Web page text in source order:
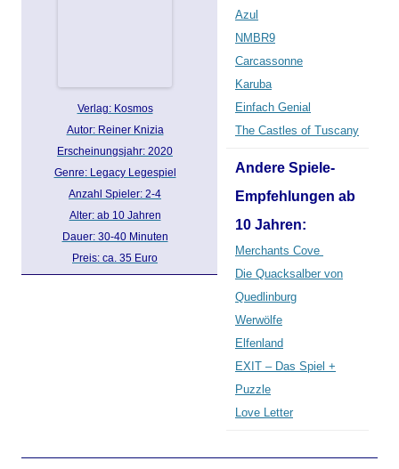
Verlag: Kosmos
Autor: Reiner Knizia
Erscheinungsjahr: 2020
Genre: Legacy Legespiel
Anzahl Spieler: 2-4
Alter: ab 10 Jahren
Dauer: 30-40 Minuten
Preis: ca. 35 Euro
Azul
NMBR9
Carcassonne
Karuba
Einfach Genial
The Castles of Tuscany
Andere Spiele-
Empfehlungen ab
10 Jahren:
Merchants Cove
Die Quacksalber von
Quedlinburg
Werwölfe
Elfenland
EXIT – Das Spiel +
Puzzle
Love Letter